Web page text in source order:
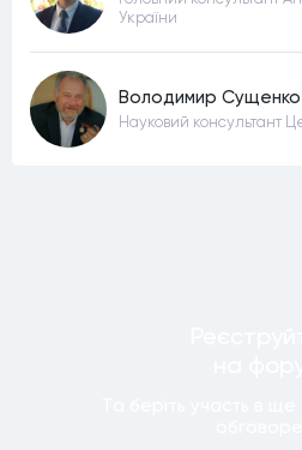
України
Володимир Сущенко
Науковий консультант